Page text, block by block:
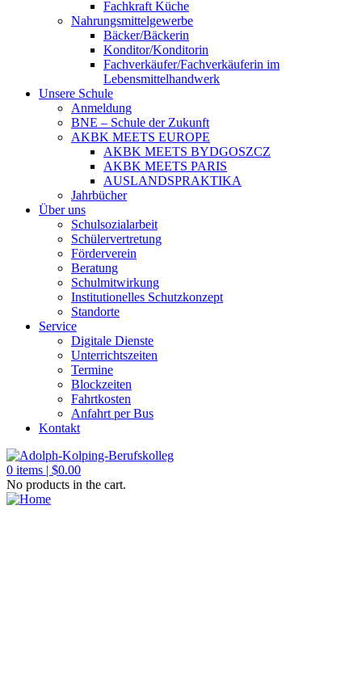
Fachkraft Küche
Nahrungsmittelgewerbe
Bäcker/Bäckerin
Konditor/Konditorin
Fachverkäufer/Fachverkäuferin im
Lebensmittelhandwerk
Unsere Schule
Anmeldung
BNE – Schule der Zukunft
AKBK MEETS EUROPE
AKBK MEETS BYDGOSZCZ
AKBK MEETS PARIS
AUSLANDSPRAKTIKA
Jahrbücher
Über uns
Schulsozialarbeit
Schülervertretung
Förderverein
Beratung
Schulmitwirkung
Institutionelles Schutzkonzept
Standorte
Service
Digitale Dienste
Unterrichtszeiten
Termine
Blockzeiten
Fahrtkosten
Anfahrt per Bus
Kontakt
0 items | $0.00
No products in the cart.